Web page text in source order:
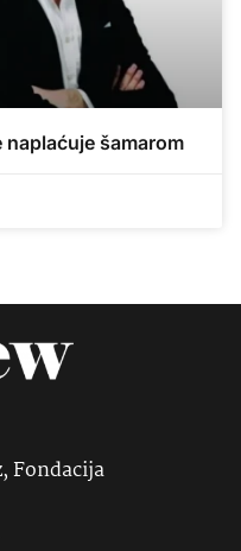
šamarom
Fondacija